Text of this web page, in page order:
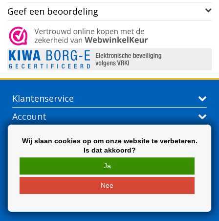
Geef een beoordeling
Klantenservice
Account
Wij slaan cookies op om onze website te verbeteren.
Is dat akkoord?
Ja
Nee